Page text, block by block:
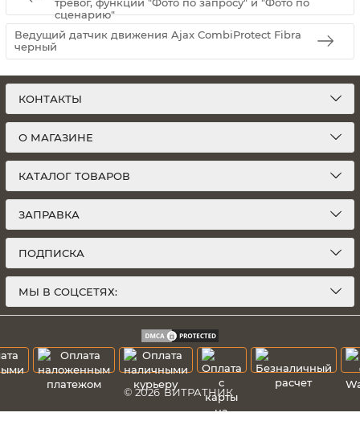
тревог, функций "Фото по запросу" и "Фото по
сценарию"
Ведущий датчик движения Ajax CombiProtect Fibra
черный
КОНТАКТЫ
О МАГАЗИНЕ
КАТАЛОГ ТОВАРОВ
ЗАПРАВКА
ПОДПИСКА
МЫ В СОЦСЕТЯХ:
© 2026 ВИТРАТНИК